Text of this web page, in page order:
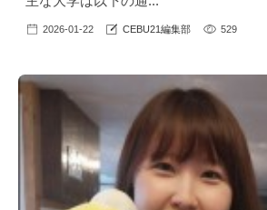
2026-01-22 CEBU21編集部 529